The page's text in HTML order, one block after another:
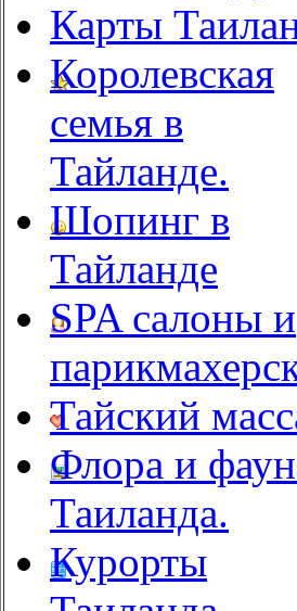
Карты
Королевская
семья в
Тайланде.
Шопинг в
Тайланде
SPA салоны и
Тайский
Флора и
Таиланда.
Курорты